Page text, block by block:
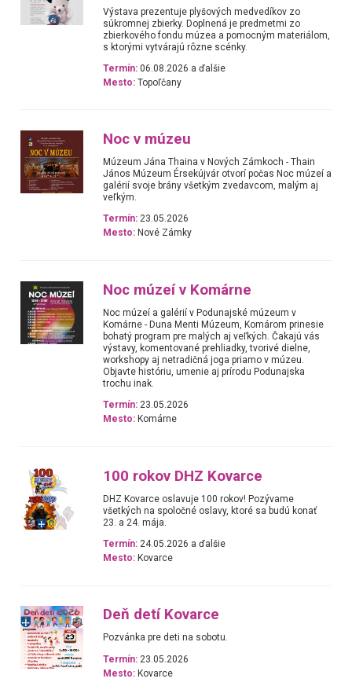
Výstava prezentuje plyšových medvedíkov zo
súkromnej zbierky. Doplnená je predmetmi zo
zbierkového fondu múzea a pomocným materiálom,
s ktorými vytvárajú rôzne scénky.
Termín: 06.08.2026 a ďalšie
Mesto: Topoľčany
Noc v múzeu
Múzeum Jána Thaina v Nových Zámkoch - Thain
János Múzeum Érsekújvár otvorí počas Noc múzeí a
galérií svoje brány všetkým zvedavcom, malým aj
veľkým.
Termín: 23.05.2026
Mesto: Nové Zámky
Noc múzeí v Komárne
Noc múzeí a galérií v Podunajské múzeum v
Komárne - Duna Menti Múzeum, Komárom prinesie
bohatý program pre malých aj veľkých. Čakajú vás
výstavy, komentované prehliadky, tvorivé dielne,
workshopy aj netradičná joga priamo v múzeu.
Objavte históriu, umenie aj prírodu Podunajska
trochu inak.
Termín: 23.05.2026
Mesto: Komárne
100 rokov DHZ Kovarce
DHZ Kovarce oslavuje 100 rokov! Pozývame
všetkých na spoločné oslavy, ktoré sa budú konať
23. a 24. mája.
Termín: 24.05.2026 a ďalšie
Mesto: Kovarce
Deň detí Kovarce
Pozvánka pre deti na sobotu.
Termín: 23.05.2026
Mesto: Kovarce